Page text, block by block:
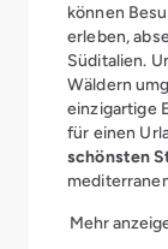
können
erleben,
Süditalien.
Wäldern
einzigartige
für einen
schönsten
Mehr